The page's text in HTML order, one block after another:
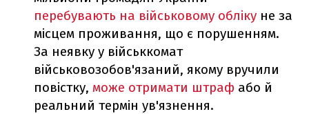
перебувають на військовому обліку не за
місцем проживання, що є порушенням.
За неявку у військкомат
військовозобов'язаний, якому вручили
повістку, може отримати штраф або й
реальний термін ув'язнення.